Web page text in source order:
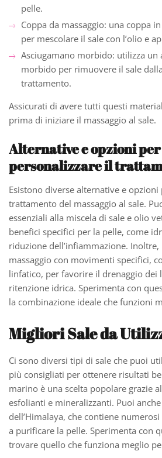
pelle.
Coppa da massaggio: una coppa
per mescolare il sale con l’olio e
Asciugamano morbido: utilizza un
morbido per rimuovere il sale
trattamento.
Assicurati di avere tutti questi
prima di iniziare il massaggio al sale.
Alternative e opzioni per
personalizzare il
Esistono diverse alternative e
trattamento del massaggio al sale.
essenziali alla miscela di sale e olio
benefici specifici per la pelle, come
riduzione dell’infiammazione.
massaggio con movimenti specifici,
linfatico, per favorire il drenaggio dei
ritenzione idrica. Sperimenta con
la combinazione ideale che funzioni
Migliori Sale da
Ci sono diversi tipi di sale che puoi
più consigliati per ottenere risultati
marino è una scelta popolare grazie
esfolianti e mineralizzanti. Puoi
dell’Himalaya, che contiene
a purificare la pelle. Sperimenta con
trovare quello che funziona meglio